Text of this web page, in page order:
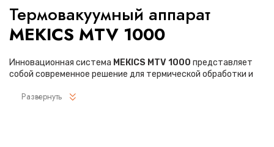
Термовакуумный аппарат
МЕКICS MTV 1000
Инновационная система МЕКICS MTV 1000 представляет
собой современное решение для термической обработки и
передовые технологии с удобством эксплуатации,
Развернуть